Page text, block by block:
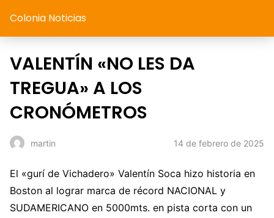
Colonia Noticias
VALENTÍN «NO LES DA
TREGUA» A LOS
CRONÓMETROS
martin 14 de febrero de 2025
El «gurí de Vichadero» Valentín Soca hizo historia en
Boston al lograr marca de récord NACIONAL y
SUDAMERICANO en 5000mts. en pista corta con un